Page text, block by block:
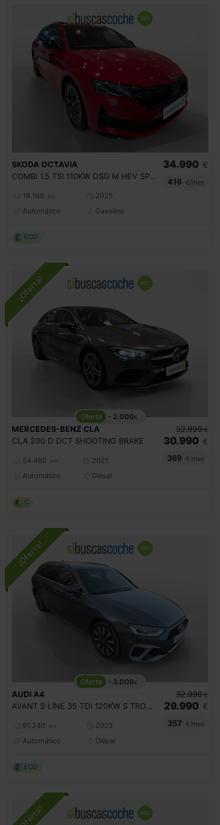
SKODA OCTAVIA
COMBI 1.5 TSI 110KW DSG M HEV SPORTLINE
18.169 km
2025
Automático
Gasolina
34.990 €
416
€/mes
ECO
- 2.000€
MERCEDES-BENZ CLA
CLA 200 D DCT SHOOTING BRAKE
54.460 km
2021
Automático
Diésel
32.990 €
30.990 €
369
€/mes
C
- 3.000€
AUDI A4
AVANT S LINE 35 TDI 120KW S TRONIC
91.240 km
2022
Automático
Diésel
32.990 €
29.990 €
357
€/mes
ECO